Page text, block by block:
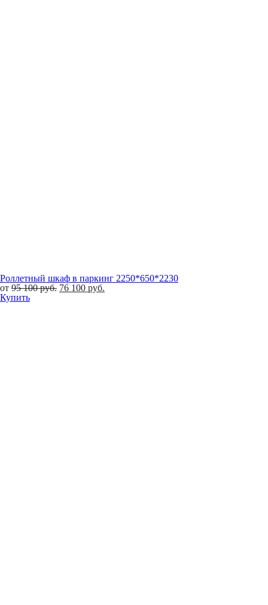
Роллетный шкаф в паркинг 2250*650*2230
от 95 100руб. 76 100 руб.
Купить